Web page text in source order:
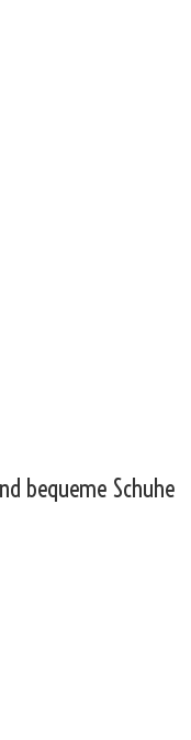
bequeme Schuhe